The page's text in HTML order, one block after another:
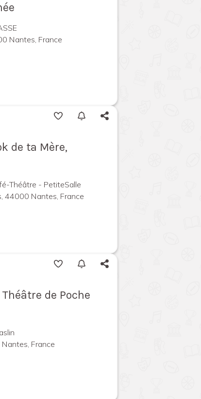
Nantes, France
de ta Mère,
Théâtre - PetiteSalle
44000 Nantes, France
de Poche
France